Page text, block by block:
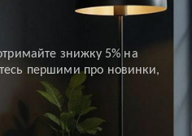
знижку 5% на
першими про новинки,